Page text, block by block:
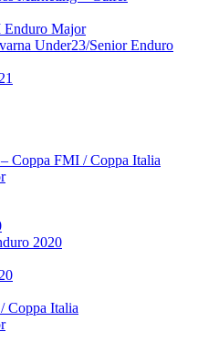
Major
Under23/Senior Enduro
Coppa FMI / Coppa Italia
2020
Coppa Italia